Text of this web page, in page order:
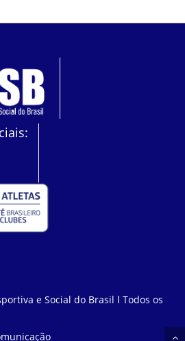
e Social do Brasil l Todos os